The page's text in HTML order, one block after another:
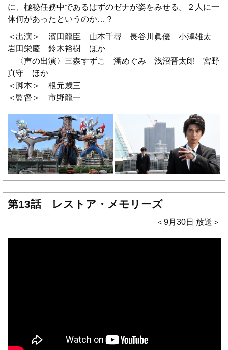
に、極秘任務中であるはずのゼナが姿をみせる。２人に一
体何があったというのか…？
＜出演＞ 濱田龍臣 山本千尋 長谷川眞優 小澤雄太
岩田栄慶 鈴木裕樹 ほか
〈声の出演〉三森すずこ 潘めぐみ 浅沼晋太郎 宮野
真守 ほか
＜脚本＞ 根元歳三
＜監督＞ 市野龍一
第13話 レストア・メモリーズ
＜9月30日 放送＞